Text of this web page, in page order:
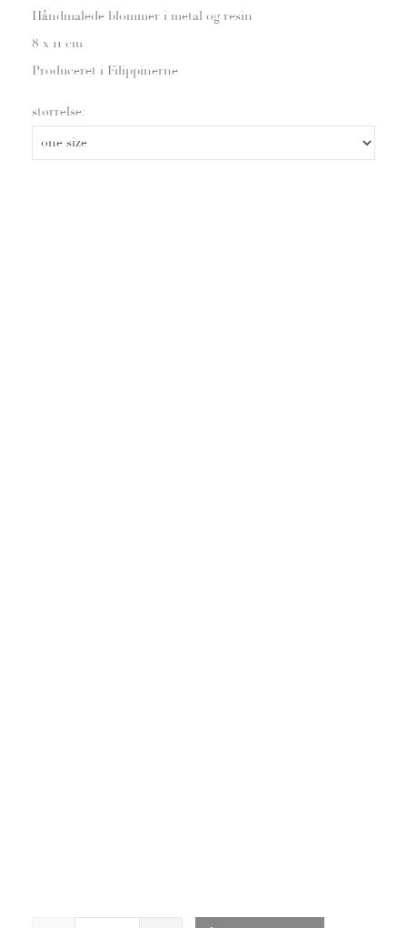
Håndmalede blommer i metal og resin
8 x 11 cm
Produceret i Filippinerne
størrelse: